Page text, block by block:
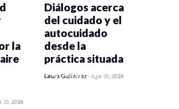
la
05, 2026
0 veces compartido
Diálogos acerca
del cuidado y el
autocuidado
desde la
práctica situada
Laura Gutiérrez -Ago 05, 2026